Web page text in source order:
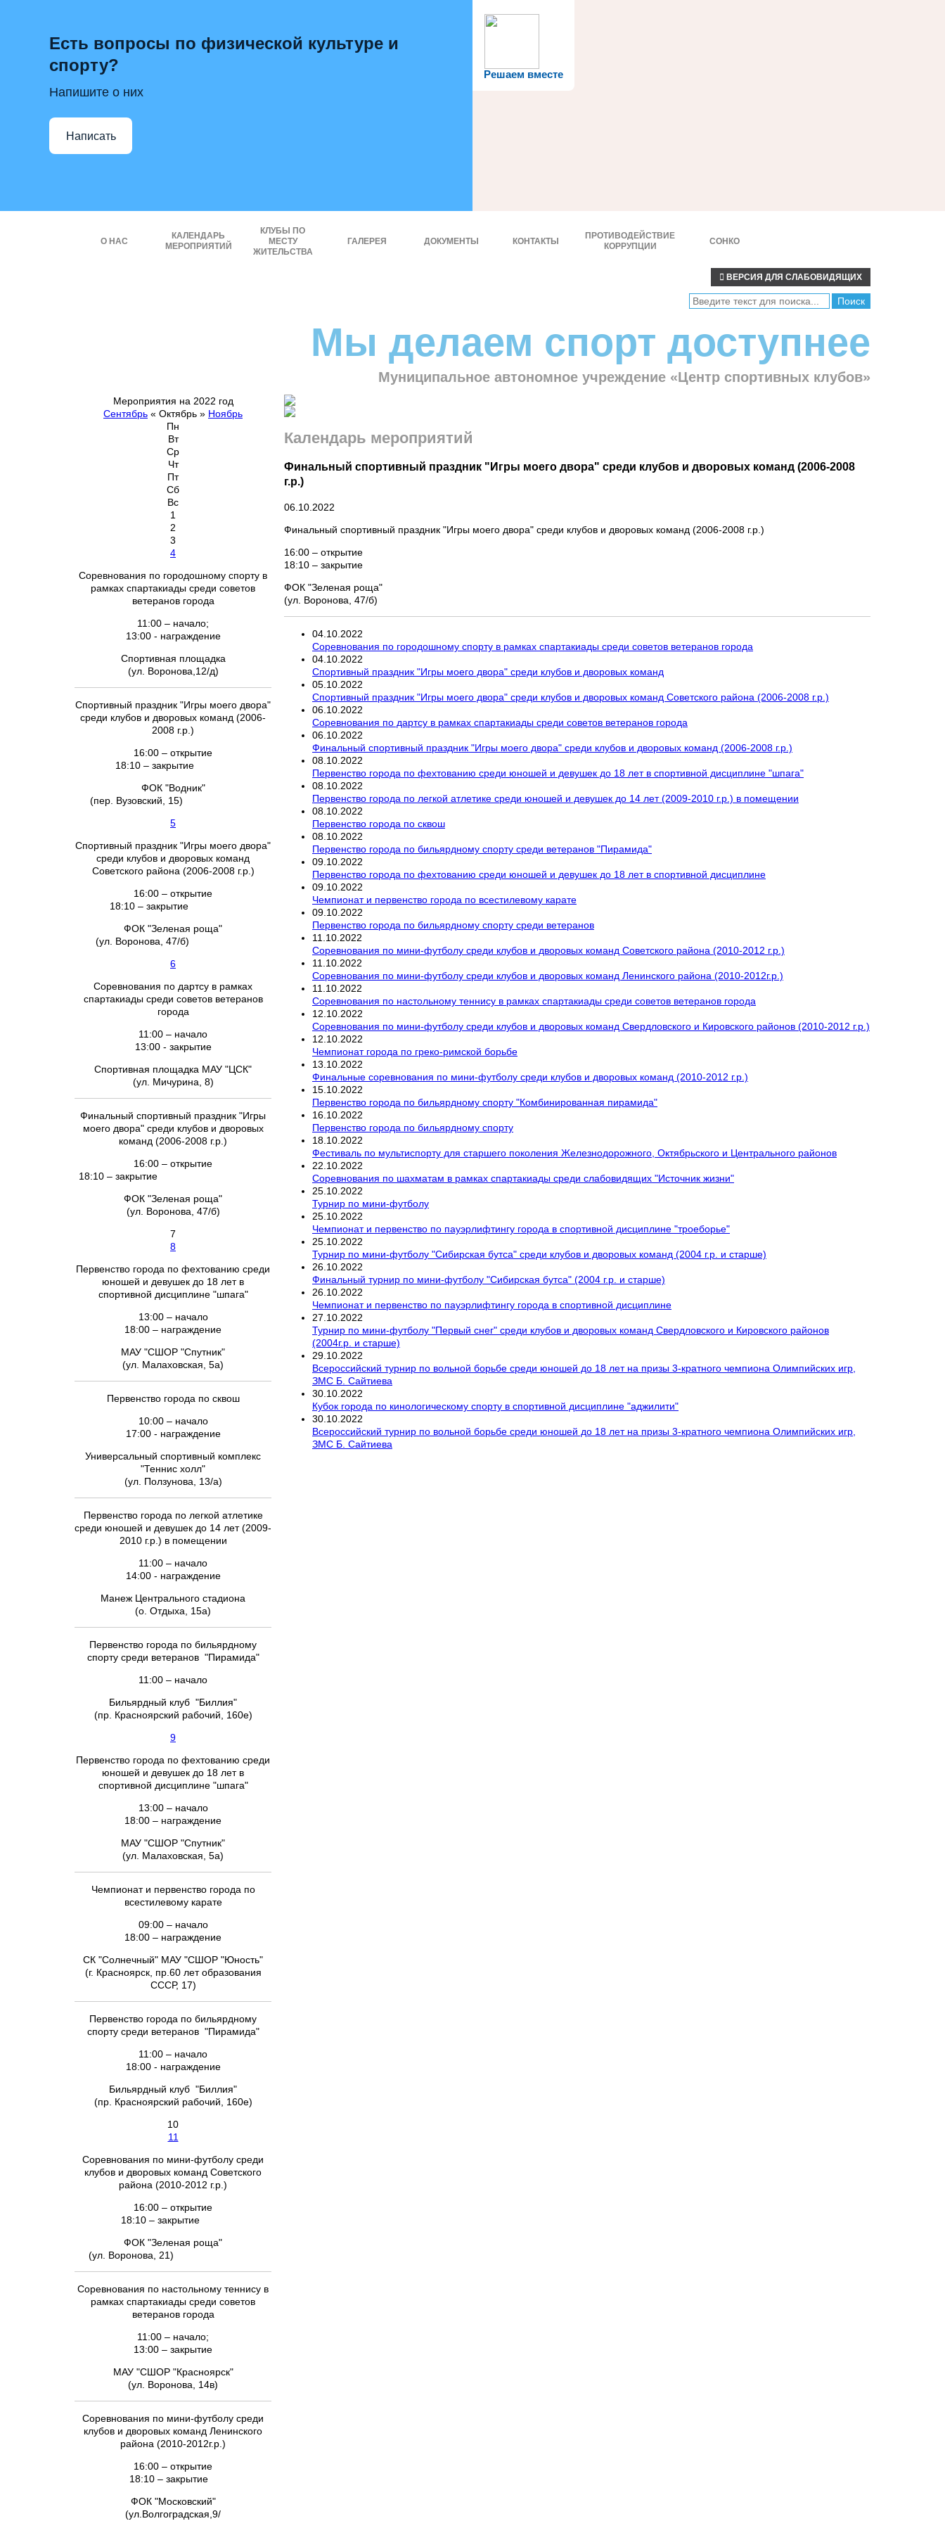
Решаем вместе
Есть вопросы по физической культуре и
спорту?
Напишите о них
Написать
О НАС
КАЛЕНДАРЬ
МЕРОПРИЯТИЙ
КЛУБЫ ПО
МЕСТУ
ЖИТЕЛЬСТВА
ГАЛЕРЕЯ ДОКУМЕНТЫ КОНТАКТЫ
ПРОТИВОДЕЙСТВИЕ
КОРРУПЦИИ
СОНКО
ВЕРСИЯ ДЛЯ СЛАБОВИДЯЩИХ
Мы делаем спорт доступнее
Муниципальное автономное учреждение «Центр спортивных клубов»
Мероприятия на 2022 год
Сентябрь « Октябрь » Ноябрь
Пн
Вт
Ср
Чт
Пт
Сб
Вс
1
2
3
4
Соревнования по городошному спорту в
рамках спартакиады среди советов
ветеранов города
11:00 – начало;
13:00 - награждение
Спортивная площадка
(ул. Воронова,12/д)
Спортивный праздник "Игры моего двора"
среди клубов и дворовых команд (2006-
2008 г.р.)
16:00 – открытие
18:10 – закрытие
ФОК "Водник"
(пер. Вузовский, 15)
5
Спортивный праздник "Игры моего двора"
среди клубов и дворовых команд
Советского района (2006-2008 г.р.)
16:00 – открытие
18:10 – закрытие
ФОК "Зеленая роща"
(ул. Воронова, 47/б)
6
Соревнования по дартсу в рамках
спартакиады среди советов ветеранов
города
11:00 – начало
13:00 - закрытие
Спортивная площадка МАУ "ЦСК"
(ул. Мичурина, 8)
Финальный спортивный праздник "Игры
моего двора" среди клубов и дворовых
команд (2006-2008 г.р.)
16:00 – открытие
18:10 – закрытие
ФОК "Зеленая роща"
(ул. Воронова, 47/б)
7
8
Первенство города по фехтованию среди
юношей и девушек до 18 лет в
спортивной дисциплине "шпага"
13:00 – начало
18:00 – награждение
МАУ "СШОР "Спутник"
(ул. Малаховская, 5а)
Первенство города по сквош
10:00 – начало
17:00 - награждение
Универсальный спортивный комплекс
"Теннис холл"
(ул. Ползунова, 13/а)
Первенство города по легкой атлетике
среди юношей и девушек до 14 лет (2009-
2010 г.р.) в помещении
11:00 – начало
14:00 - награждение
Манеж Центрального стадиона
(о. Отдыха, 15а)
Первенство города по бильярдному
спорту среди ветеранов "Пирамида"
11:00 – начало
Бильярдный клуб "Биллия"
(пр. Красноярский рабочий, 160е)
9
Первенство города по фехтованию среди
юношей и девушек до 18 лет в
спортивной дисциплине "шпага"
13:00 – начало
18:00 – награждение
МАУ "СШОР "Спутник"
(ул. Малаховская, 5а)
Чемпионат и первенство города по
всестилевому карате
09:00 – начало
18:00 – награждение
СК "Солнечный" МАУ "СШОР "Юность"
(г. Красноярск, пр.60 лет образования
СССР, 17)
Первенство города по бильярдному
спорту среди ветеранов "Пирамида"
11:00 – начало
18:00 - награждение
Бильярдный клуб "Биллия"
(пр. Красноярский рабочий, 160е)
10
11
Соревнования по мини-футболу среди
клубов и дворовых команд Советского
района (2010-2012 г.р.)
16:00 – открытие
18:10 – закрытие
ФОК "Зеленая роща"
(ул. Воронова, 21)
Соревнования по настольному теннису в
рамках спартакиады среди советов
ветеранов города
11:00 – начало;
13:00 – закрытие
МАУ "СШОР "Красноярск"
(ул. Воронова, 14в)
Соревнования по мини-футболу среди
клубов и дворовых команд Ленинского
района (2010-2012г.р.)
16:00 – открытие
18:10 – закрытие
ФОК "Московский"
(ул.Волгоградская,9/
Календарь мероприятий
Финальный спортивный праздник "Игры моего двора" среди клубов и дворовых команд (2006-2008
г.р.)
06.10.2022
Финальный спортивный праздник "Игры моего двора" среди клубов и дворовых команд (2006-2008 г.р.)
16:00 – открытие
18:10 – закрытие
ФОК "Зеленая роща"
(ул. Воронова, 47/б)
04 10 2022
Соревнования по городошному спорту в рамках спартакиады среди советов ветеранов города
04 10 2022
Спортивный праздник "Игры моего двора" среди клубов и дворовых команд
05 10 2022
Спортивный праздник "Игры моего двора" среди клубов и дворовых команд Советского района (2006-2008 г.р.)
06 10 2022
Соревнования по дартсу в рамках спартакиады среди советов ветеранов города
06 10 2022
Финальный спортивный праздник "Игры моего двора" среди клубов и дворовых команд (2006-2008 г.р.)
08 10 2022
Первенство города по фехтованию среди юношей и девушек до 18 лет в спортивной дисциплине "шпага"
08 10 2022
Первенство города по легкой атлетике среди юношей и девушек до 14 лет (2009-2010 г.р.) в помещении
08 10 2022
Первенство города по сквош
08 10 2022
Первенство города по бильярдному спорту среди ветеранов "Пирамида"
09 10 2022
Первенство города по фехтованию среди юношей и девушек до 18 лет в спортивной дисциплине
09 10 2022
Чемпионат и первенство города по всестилевому карате
09 10 2022
Первенство города по бильярдному спорту среди ветеранов
11 10 2022
Соревнования по мини-футболу среди клубов и дворовых команд Советского района (2010-2012 г.р.)
11 10 2022
Соревнования по мини-футболу среди клубов и дворовых команд Ленинского района (2010-2012г.р.)
11 10 2022
Соревнования по настольному теннису в рамках спартакиады среди советов ветеранов города
12 10 2022
Соревнования по мини-футболу среди клубов и дворовых команд Свердловского и Кировского районов (2010-2012 г.р.)
12 10 2022
Чемпионат города по греко-римской борьбе
13 10 2022
Финальные соревнования по мини-футболу среди клубов и дворовых команд (2010-2012 г.р.)
15 10 2022
Первенство города по бильярдному спорту "Комбинированная пирамида"
16 10 2022
Первенство города по бильярдному спорту
18 10 2022
Фестиваль по мультиспорту для старшего поколения Железнодорожного, Октябрьского и Центрального районов
22 10 2022
Соревнования по шахматам в рамках спартакиады среди слабовидящих "Источник жизни"
25 10 2022
Турнир по мини-футболу
25 10 2022
Чемпионат и первенство по пауэрлифтингу города в спортивной дисциплине "троеборье"
25 10 2022
Турнир по мини-футболу "Сибирская бутса" среди клубов и дворовых команд (2004 г.р. и старше)
26 10 2022
Финальный турнир по мини-футболу "Сибирская бутса" (2004 г.р. и старше)
26 10 2022
Чемпионат и первенство по пауэрлифтингу города в спортивной дисциплине
27 10 2022
Турнир по мини-футболу "Первый снег" среди клубов и дворовых команд Свердловского и Кировского районов
(2004г.р. и старше)
29 10 2022
Всероссийский турнир по вольной борьбе среди юношей до 18 лет на призы 3-кратного чемпиона Олимпийских игр,
ЗМС Б. Сайтиева
30 10 2022
Кубок города по кинологическому спорту в спортивной дисциплине "аджилити"
30 10 2022
Всероссийский турнир по вольной борьбе среди юношей до 18 лет на призы 3-кратного чемпиона Олимпийских игр,
ЗМС Б. Сайтиева